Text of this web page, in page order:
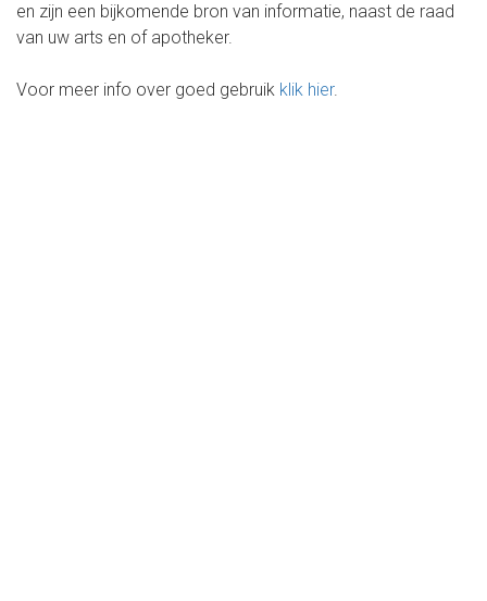
en zijn een bijkomende bron van informatie, naast de raad
van uw arts en of apotheker.
Voor meer info over goed gebruik klik hier.